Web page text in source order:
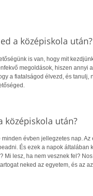
a középiskola után?
is van, hogy mit
megoldások, hiszen annyi
a fiatalságod élvezd, és tanulj,
középiskola után?
minden évben jellegzetes nap.
És ezek a napok általában
Mi lesz, ha nem vesznek fel?
neked az egyetem, és az